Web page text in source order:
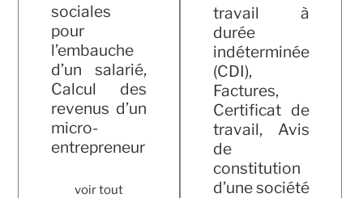
sociales
pour
l’embauche
d’un salarié,
Calcul des
revenus d’un
micro-
entrepreneur
voir tout
travail à
durée
indéterminée
(CDI),
Factures,
Certificat de
travail, Avis
de
constitution
d’une société